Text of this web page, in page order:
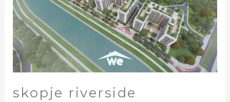
skopje riverside